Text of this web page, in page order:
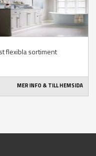
flexibla sortiment
MER INFO & TILL HEMSIDA